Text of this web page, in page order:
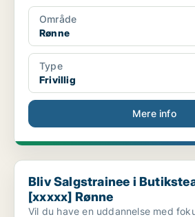
Område
Rønne
Type
Frivillig
Mere info
Bliv Salgstrainee i Butiksteamet hos
Bliv Salgstrainee i
[xxxxx] Rønne
Vil du have en uddannelse med